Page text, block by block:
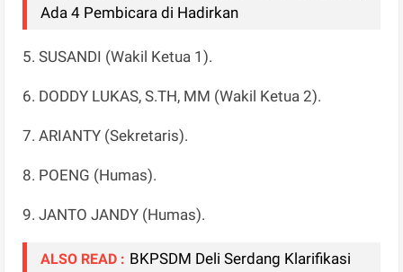
Ada 4 Pembicara di Hadirkan
5. SUSANDI (Wakil Ketua 1).
6. DODDY LUKAS, S.TH, MM (Wakil Ketua 2).
7. ARIANTY (Sekretaris).
8. POENG (Humas).
9. JANTO JANDY (Humas).
ALSO READ : BKPSDM Deli Serdang Klarifikasi